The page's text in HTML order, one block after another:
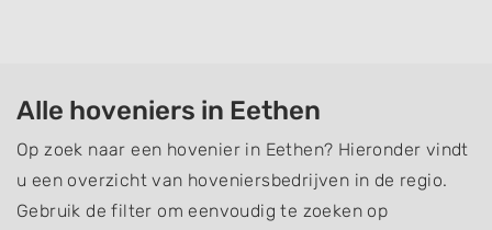
Alle hoveniers in Eethen
Op zoek naar een hovenier in Eethen? Hieronder vindt
u een overzicht van hoveniersbedrijven in de regio.
Gebruik de filter om eenvoudig te zoeken op